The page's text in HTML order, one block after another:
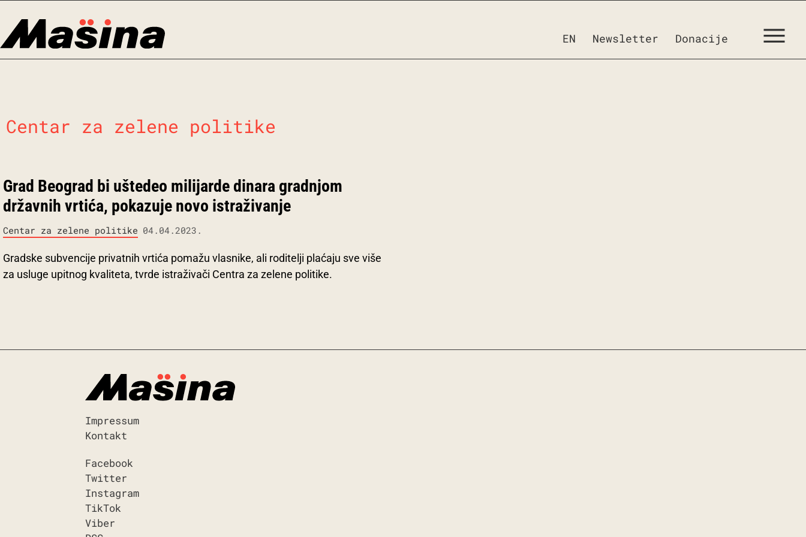
content
EN Newsletter Donacije
Centar za zelene politike
Grad Beograd bi uštedeo milijarde dinara gradnjom
državnih vrtića, pokazuje novo istraživanje
Centar za zelene politike 04.04.2023.
Gradske subvencije privatnih vrtića pomažu vlasnike, ali roditelji plaćaju sve više
za usluge upitnog kvaliteta, tvrde istraživači Centra za zelene politike.
Impressum
Kontakt
Facebook
Twitter
Instagram
TikTok
Viber